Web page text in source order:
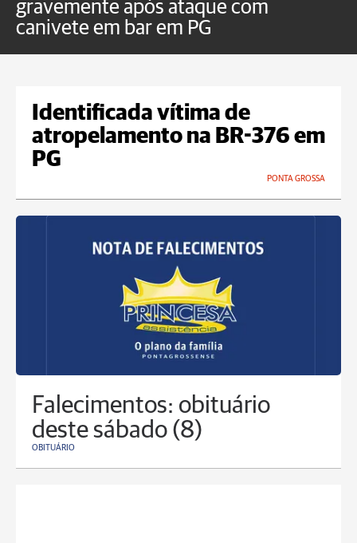
gravemente após ataque com
canivete em bar em PG
Identificada vítima de
atropelamento na BR-376 em
PG
PONTA GROSSA
Falecimentos: obituário
deste sábado (8)
OBITUÁRIO